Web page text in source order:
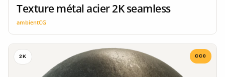
Texture métal acier 2K seamless
ambientCG
2K CC0